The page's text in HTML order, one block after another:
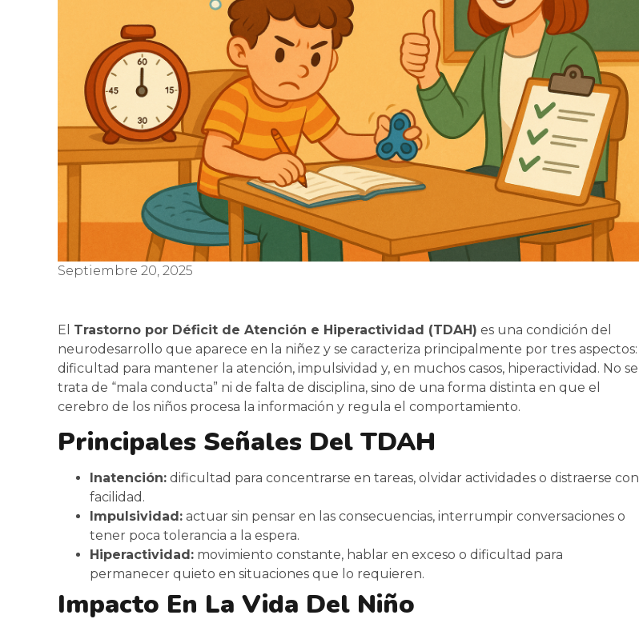
Septiembre 20, 2025
El Trastorno por Déficit de Atención e Hiperactividad (TDAH) es una condición del
neurodesarrollo que aparece en la niñez y se caracteriza principalmente por tres aspectos:
dificultad para mantener la atención, impulsividad y, en muchos casos, hiperactividad. No se
trata de “mala conducta” ni de falta de disciplina, sino de una forma distinta en que el
cerebro de los niños procesa la información y regula el comportamiento.
Principales Señales Del TDAH
Inatención: dificultad para concentrarse en tareas, olvidar actividades o distraerse con
facilidad.
Impulsividad: actuar sin pensar en las consecuencias, interrumpir conversaciones o
tener poca tolerancia a la espera.
Hiperactividad: movimiento constante, hablar en exceso o dificultad para
permanecer quieto en situaciones que lo requieren.
Impacto En La Vida Del Niño